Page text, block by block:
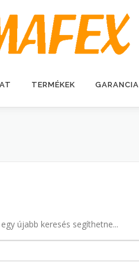
TERMÉKEK GARANCIA
újabb keresés segíthetne...